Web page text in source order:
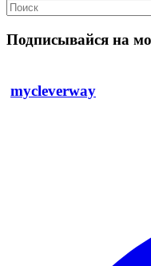
Подписывайся на
mycleverway